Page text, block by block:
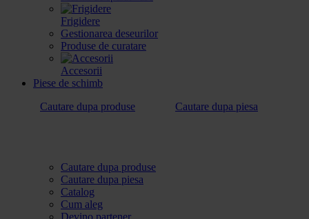
Frigidere
Gestionarea deseurilor
Produse de curatare
Accesorii
Piese de schimb
Cautare dupa produse
Cautare dupa piesa
Cautare dupa produse
Cautare dupa piesa
Catalog
Cum aleg
Devino partener